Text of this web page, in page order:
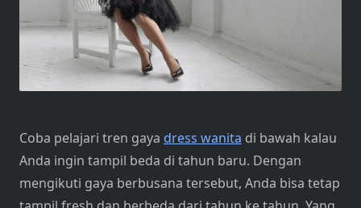
Coba pelajari tren gaya dress wanita di bawah kalau
Anda ingin tampil beda di tahun baru. Dengan
mengikuti gaya berbusana tersebut, Anda bisa tetap